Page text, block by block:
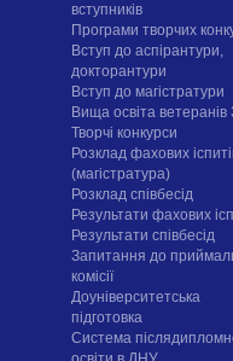
вступників
Програми творчих
Вступ до аспірантури,
докторантури
Вступ до магістратури
Вища освіта
Творчі конкурси
Розклад фахових
(магістратура)
Розклад співбесід
Результати фахових
Результати співбесід
Запитання до
комісії
Доуніверситетська
підготовка
Система